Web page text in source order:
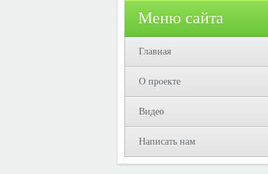
Меню сайта
Главная
О проекте
Видео
Написать нам